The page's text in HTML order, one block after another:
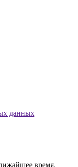
данных
время.